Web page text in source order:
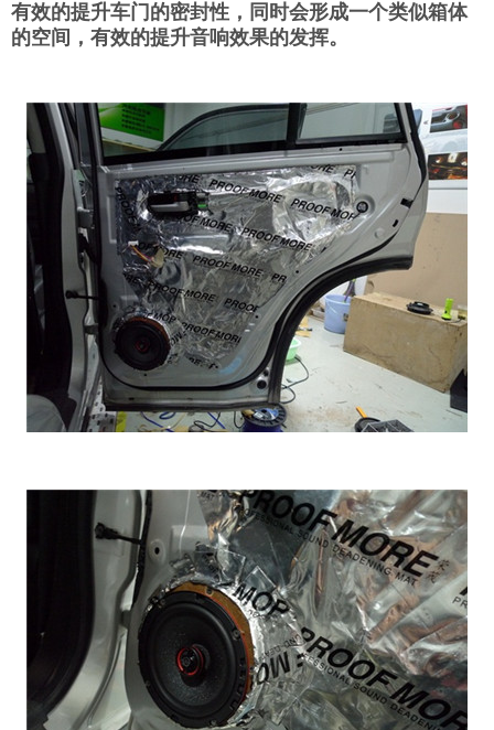
有效的提升车门的密封性，同时会形成一个类似箱体
的空间，有效的提升音响效果的发挥。